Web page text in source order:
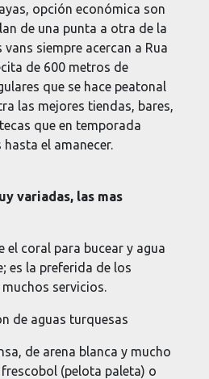
opción económica son
de una punta a otra de la
siempre acercan a Rua
de 600 metros de
que se hace peatonal
las mejores tiendas, bares,
que en temporada
el amanecer.
variadas, las mas
el coral para bucear y agua
es la preferida de los
servicios.
de aguas turquesas
de arena blanca y mucho
(pelota paleta) o